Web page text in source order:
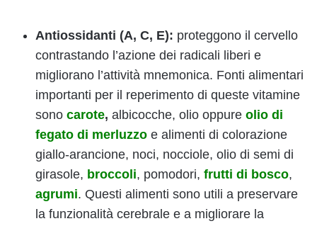
Antiossidanti (A, C, E): proteggono il cervello
contrastando l’azione dei radicali liberi e
migliorano l’attività mnemonica. Fonti alimentari
importanti per il reperimento di queste vitamine
sono carote, albicocche, olio oppure olio di
fegato di merluzzo e alimenti di colorazione
giallo-arancione, noci, nocciole, olio di semi di
girasole, broccoli, pomodori, frutti di bosco,
agrumi. Questi alimenti sono utili a preservare
la funzionalità cerebrale e a migliorare la